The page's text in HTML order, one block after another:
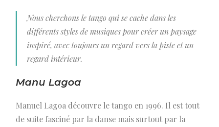
Nous cherchons le tango qui se cache dans les
différents styles de musiques pour créer un paysage
inspiré, avec toujours un regard vers la piste et un
regard intérieur.
Manu Lagoa
Manuel Lagoa découvre le tango en 1996. Il est tout
de suite fasciné par la danse mais surtout par la